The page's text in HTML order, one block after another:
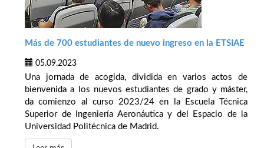
Más de 700 estudiantes de nuevo ingreso en la ETSIAE
05.09.2023
Una jornada de acogida, dividida en varios actos de
bienvenida a los nuevos estudiantes de grado y máster,
da comienzo al curso 2023/24 en la Escuela Técnica
Superior de Ingeniería Aeronáutica y del Espacio de la
Universidad Politécnica de Madrid.